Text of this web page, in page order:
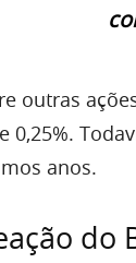
outras
0,25%.
anos.
do